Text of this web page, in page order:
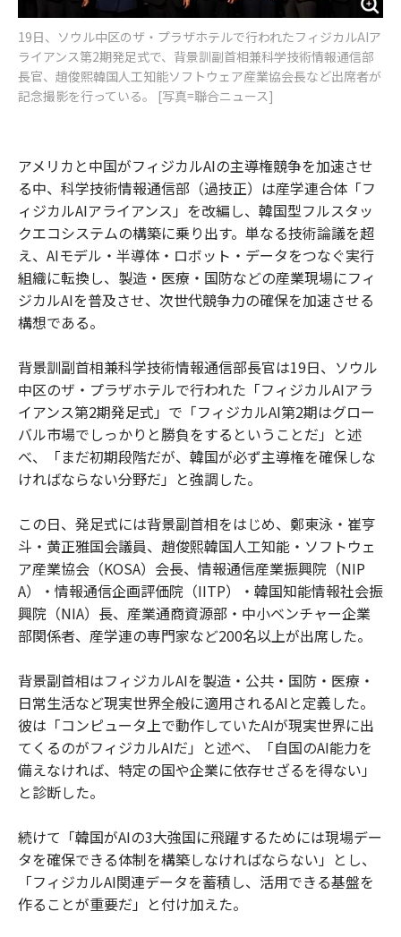
19日、ソウル中区のザ・プラザホテルで行われたフィジカルAIア
ライアンス第2期発足式で、背景訓副首相兼科学技術情報通信部
長官、趙俊熙韓国人工知能ソフトウェア産業協会長など出席者が
記念撮影を行っている。 [写真=聯合ニュース]
アメリカと中国がフィジカルAIの主導権競争を加速させ
る中、科学技術情報通信部（過技正）は産学連合体「フ
ィジカルAIアライアンス」を改編し、韓国型フルスタッ
クエコシステムの構築に乗り出す。単なる技術論議を超
え、AIモデル・半導体・ロボット・データをつなぐ実行
組織に転換し、製造・医療・国防などの産業現場にフィ
ジカルAIを普及させ、次世代競争力の確保を加速させる
構想である。
背景訓副首相兼科学技術情報通信部長官は19日、ソウル
中区のザ・プラザホテルで行われた「フィジカルAIアラ
イアンス第2期発足式」で「フィジカルAI第2期はグロー
バル市場でしっかりと勝負をするということだ」と述
べ、「まだ初期段階だが、韓国が必ず主導権を確保しな
ければならない分野だ」と強調した。
この日、発足式には背景副首相をはじめ、鄭東泳・崔亨
斗・黄正雅国会議員、趙俊熙韓国人工知能・ソフトウェ
ア産業協会（KOSA）会長、情報通信産業振興院（NIP
A）・情報通信企画評価院（IITP）・韓国知能情報社会振
興院（NIA）長、産業通商資源部・中小ベンチャー企業
部関係者、産学連の専門家など200名以上が出席した。
背景副首相はフィジカルAIを製造・公共・国防・医療・
日常生活など現実世界全般に適用されるAIと定義した。
彼は「コンピュータ上で動作していたAIが現実世界に出
てくるのがフィジカルAIだ」と述べ、「自国のAI能力を
備えなければ、特定の国や企業に依存せざるを得ない」
と診断した。
続けて「韓国がAIの3大強国に飛躍するためには現場デー
タを確保できる体制を構築しなければならない」とし、
「フィジカルAI関連データを蓄積し、活用できる基盤を
作ることが重要だ」と付け加えた。